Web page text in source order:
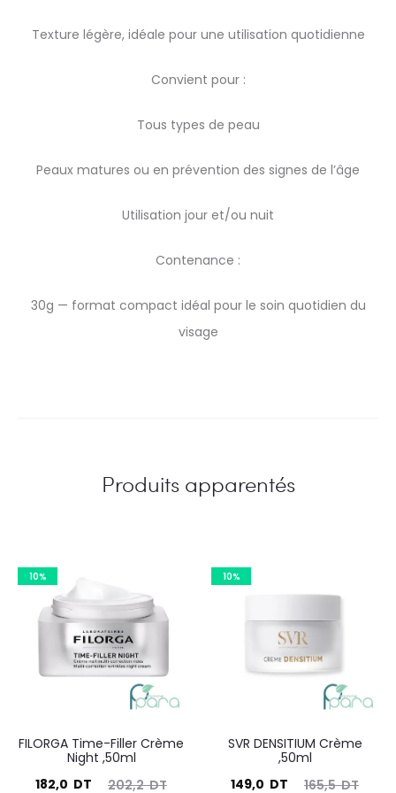
Texture légère, idéale pour une utilisation quotidienne
Convient pour :
Tous types de peau
Peaux matures ou en prévention des signes de l’âge
Utilisation jour et/ou nuit
Contenance :
30g — format compact idéal pour le soin quotidien du
visage
Produits apparentés
10%
FILORGA Time-Filler Crème
Night ,50ml
202,2DT
Le
182,0 DT
Le
10%
SVR DENSITIUM Crème
,50ml
165,5DT
Le
149,0 DT
Le